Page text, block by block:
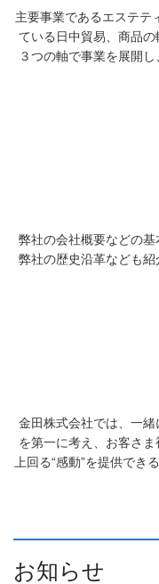
主要事業であるエステテ
ている日中貿易、商品
３つの軸で事業を展開
弊社の会社概要などの基
弊社の歴史沿革なども紹
金田株式会社では、一
を第一に考え、お客さ
上回る“感動”を提供で
お知らせ